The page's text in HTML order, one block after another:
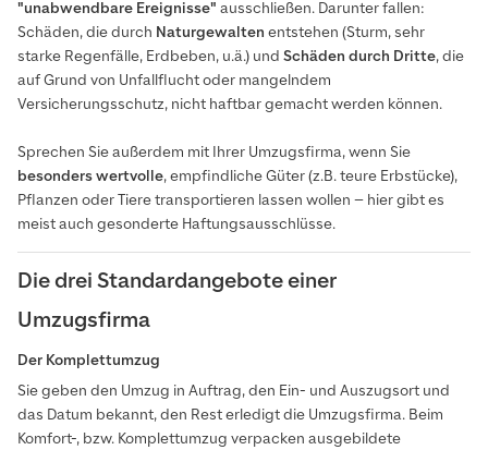
"unabwendbare Ereignisse" ausschließen. Darunter fallen:
Schäden, die durch Naturgewalten entstehen (Sturm, sehr
starke Regenfälle, Erdbeben, u.ä.) und Schäden durch Dritte, die
auf Grund von Unfallflucht oder mangelndem
Versicherungsschutz, nicht haftbar gemacht werden können.
Sprechen Sie außerdem mit Ihrer Umzugsfirma, wenn Sie
besonders wertvolle, empfindliche Güter (z.B. teure Erbstücke),
Pflanzen oder Tiere transportieren lassen wollen – hier gibt es
meist auch gesonderte Haftungsausschlüsse.
Die drei Standardangebote einer
Umzugsfirma
Der Komplettumzug
Sie geben den Umzug in Auftrag, den Ein- und Auszugsort und
das Datum bekannt, den Rest erledigt die Umzugsfirma. Beim
Komfort-, bzw. Komplettumzug verpacken ausgebildete